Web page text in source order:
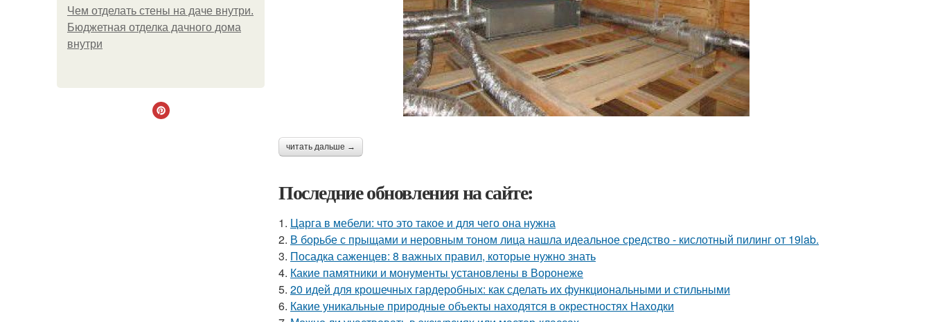
Чем отделать стены на даче внутри.
Бюджетная отделка дачного дома
внутри
читать дальше →
Последние обновления на сайте:
1. Царга в мебели: что это такое и для чего она нужна
2. В борьбе с прыщами и неровным тоном лица нашла идеальное средство - кислотный пилинг от 19lab.
3. Посадка саженцев: 8 важных правил, которые нужно знать
4. Какие памятники и монументы установлены в Воронеже
5. 20 идей для крошечных гардеробных: как сделать их функциональными и стильными
6. Какие уникальные природные объекты находятся в окрестностях Находки